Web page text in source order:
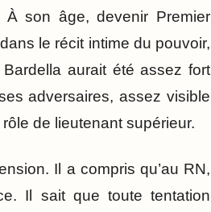
son âge, devenir Premier
le récit intime du pouvoir,
aurait été assez fort
adversaires, assez visible
de lieutenant supérieur.
Il a compris qu’au RN,
Il sait que toute tentation